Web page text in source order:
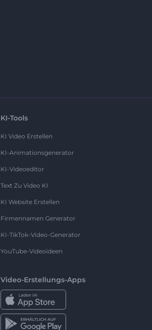
KI-Tools
KI Video Erstellen
KI-Animationsgenerator
KI-Videoeditor
Text Zu Video KI
KI Website Erstellen
Firmennamen Generator
KI-TikTok-Video-Generator
YouTube-Videoideen
Video-Erstellungs-Apps